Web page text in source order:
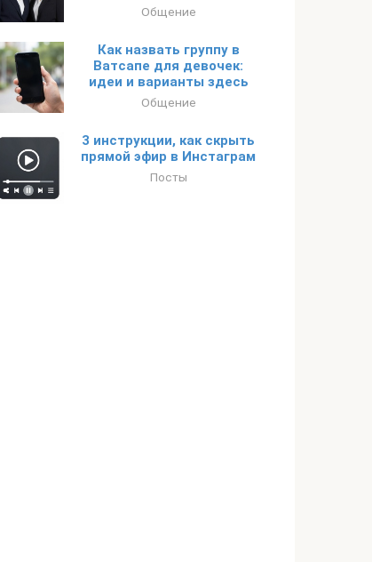
Общение
Как назвать группу в
Ватсапе для девочек:
идеи и варианты здесь
Общение
3 инструкции, как скрыть
прямой эфир в Инстаграм
Посты